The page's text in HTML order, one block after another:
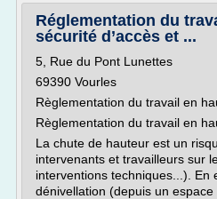
Réglementation du
sécurité d’accès et ...
5, Rue du Pont Lunettes
69390 Vourles
Règlementation du travail en
Règlementation du travail en
La chute de hauteur est un
intervenants et travailleurs sur
interventions techniques...). En
dénivellation (depuis un